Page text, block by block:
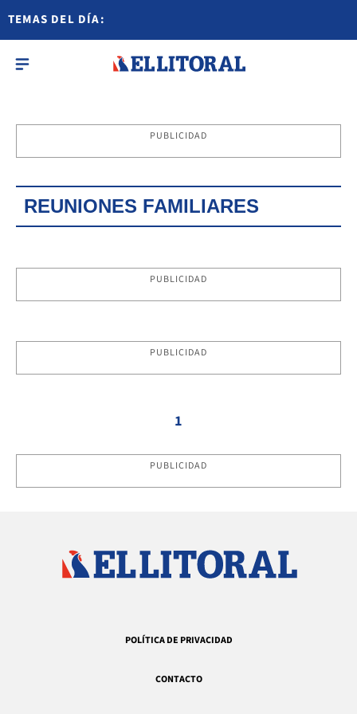
TEMAS DEL DÍA:
PUBLICIDAD
REUNIONES FAMILIARES
PUBLICIDAD
PUBLICIDAD
1
PUBLICIDAD
POLÍTICA DE PRIVACIDAD
CONTACTO